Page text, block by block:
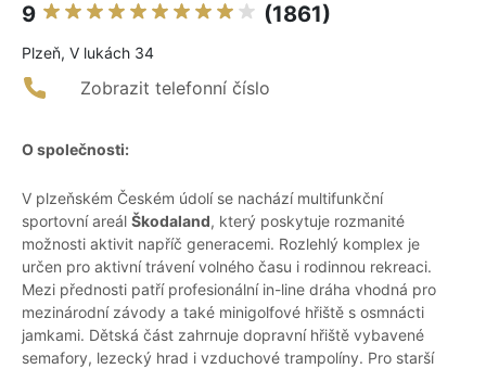
9 (1861)
Plzeň, V lukách 34
Zobrazit telefonní číslo
O společnosti:
V plzeňském Českém údolí se nachází multifunkční
sportovní areál Škodaland, který poskytuje rozmanité
možnosti aktivit napříč generacemi. Rozlehlý komplex je
určen pro aktivní trávení volného času i rodinnou rekreaci.
Mezi přednosti patří profesionální in-line dráha vhodná pro
mezinárodní závody a také minigolfové hřiště s osmnácti
jamkami. Dětská část zahrnuje dopravní hřiště vybavené
semafory, lezecký hrad i vzduchové trampolíny. Pro starší